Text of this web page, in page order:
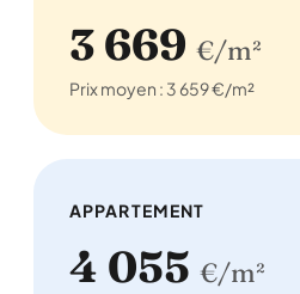
3 669 €/m²
Prix moyen : 3 659 €/m²
APPARTEMENT
4 055 €/m²